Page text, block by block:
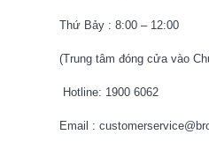
Thứ Bảy : 8:00 – 12:00
(Trung tâm đóng cửa vào
Hotline: 1900 6062
Email :